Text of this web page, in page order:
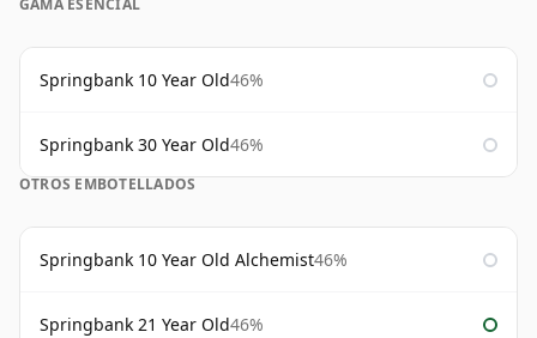
GAMA ESENCIAL
Springbank 10 Year Old46%
Springbank 30 Year Old46%
OTROS EMBOTELLADOS
Springbank 10 Year Old Alchemist46%
Springbank 21 Year Old46%